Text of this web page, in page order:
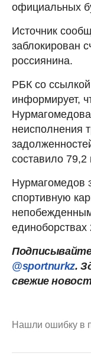
официальных
Источник
заблокирован
россиянина.
РБК со
информирует,
неисполнения
составило
Нурмагомедов
спортивную
единоборствах
@sportnurkz.
свежие
Нашли ошибку в